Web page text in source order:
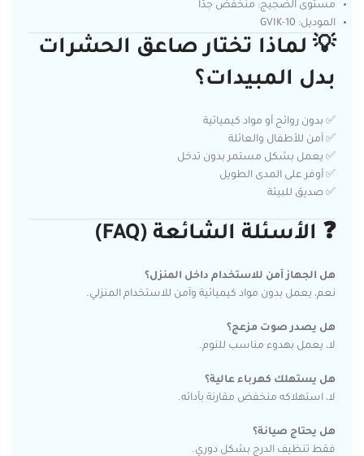
مستوى الضجيج: منخفض جدًا
الموديل: GVIK-10
💡 لماذا تختار صاعق الحشرات
بدل المبيدات؟
✅ بدون روائح أو مواد كيميائية
✅ آمن للأطفال والعائلة
✅ يعمل بشكل مستمر بدون تدخل
✅ أوفر على المدى الطويل
✅ صديق للبيئة
❓ الأسئلة الشائعة (FAQ)
هل الجهاز آمن للاستخدام داخل المنزل؟
نعم، يعمل بدون مواد كيميائية وآمن للاستخدام المنزلي.
هل يصدر صوت مزعج؟
لا، يعمل بهدوء مناسب للنوم.
هل يستهلك كهرباء عالية؟
لا، استهلاكه منخفض مقارنة بأدائه.
هل يحتاج صيانة؟
فقط تنظيف الدرج بشكل دوري.